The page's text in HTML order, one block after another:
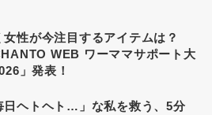
女性が今注目するアイテムは？
WEB ワーママサポート大
」発表！
日ヘトヘト…」な私を救う、5分